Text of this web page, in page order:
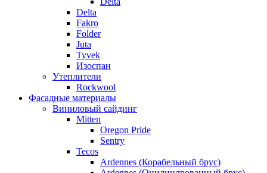
Delta
Fakro
Folder
Juta
Tyvek
Изоспан
Утеплители
Rockwool
Фасадные материалы
Виниловый сайдинг
Mitten
Oregon Pride
Sentry
Tecos
Ardennes (Корабельный брус)